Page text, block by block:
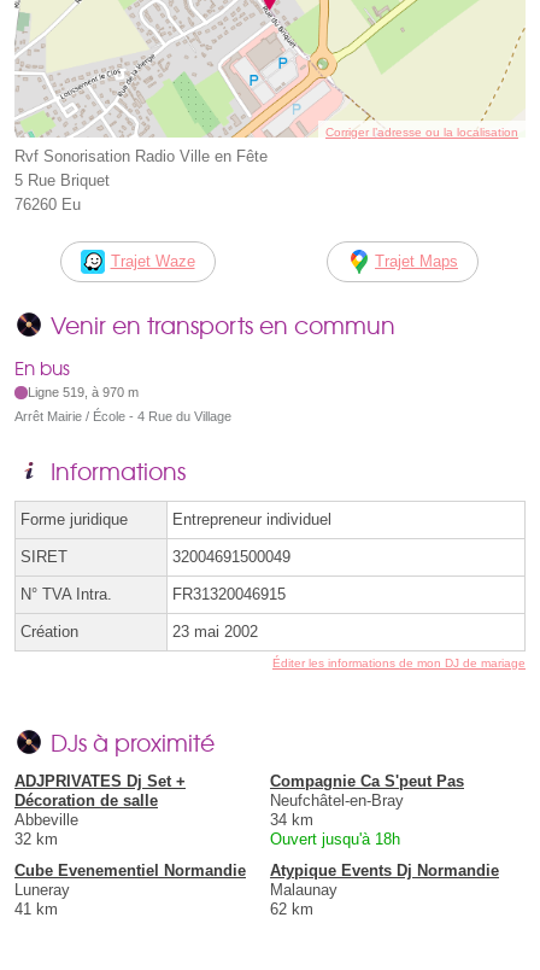
Corriger l’adresse ou la localisation
Rvf Sonorisation Radio Ville en Fête
5 Rue Briquet
76260 Eu
Trajet Waze Trajet Maps
Venir en transports en commun
En bus
Ligne 519, à 970 m
Arrêt Mairie / École - 4 Rue du Village
Informations
Forme juridique Entrepreneur individuel
SIRET 32004691500049
N° TVA Intra. FR31320046915
Création 23 mai 2002
Éditer les informations de mon DJ de mariage
DJs à proximité
ADJPRIVATES Dj Set +
Décoration de salle
Abbeville
32 km
Compagnie Ca S'peut Pas
Neufchâtel-en-Bray
34 km
Ouvert jusqu'à 18h
Cube Evenementiel Normandie
Luneray
41 km
Atypique Events Dj Normandie
Malaunay
62 km